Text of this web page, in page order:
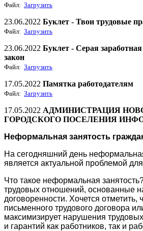
Файл: Загрузить
23.06.2022 Буклет - Твои трудовые
Файл: Загрузить
23.06.2022 Буклет - Серая
закон
Файл: Загрузить
17.05.2022 Памятка работодателям
Файл: Загрузить
17.05.2022 АДМИНИСТРАЦИЯ
ГОРОДСКОГО ПОСЕЛЕНИЯ
Неформальная занятость
На сегодняшний день
является актуальной проблемой
Что такое неформальная
трудовых отношений, основанные
договоренности. Хочется отметить,
письменного трудового договора
максимизирует нарушения
и гарантий как работников, так и